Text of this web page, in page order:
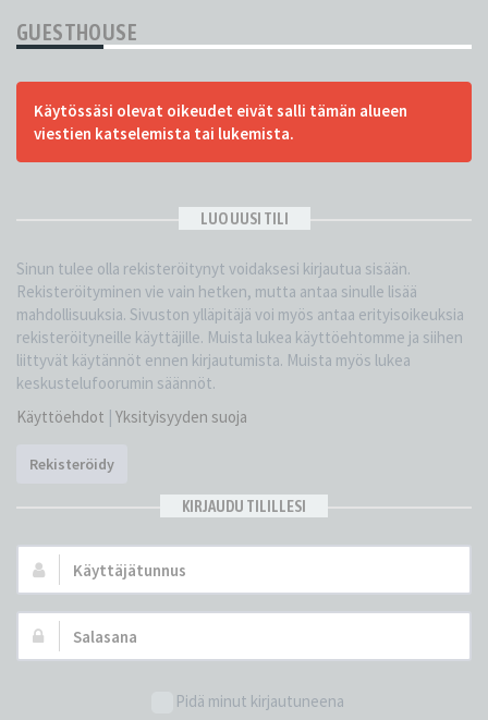
GUESTHOUSE
Käytössäsi olevat oikeudet eivät salli tämän alueen
viestien katselemista tai lukemista.
LUO UUSI TILI
Sinun tulee olla rekisteröitynyt voidaksesi kirjautua sisään.
Rekisteröityminen vie vain hetken, mutta antaa sinulle lisää
mahdollisuuksia. Sivuston ylläpitäjä voi myös antaa erityisoikeuksia
rekisteröityneille käyttäjille. Muista lukea käyttöehtomme ja siihen
liittyvät käytännöt ennen kirjautumista. Muista myös lukea
keskustelufoorumin säännöt.
Käyttöehdot | Yksityisyyden suoja
Rekisteröidy
KIRJAUDU TILILLESI
Käyttäjätunnus:
Salasana:
Pidä minut kirjautuneena